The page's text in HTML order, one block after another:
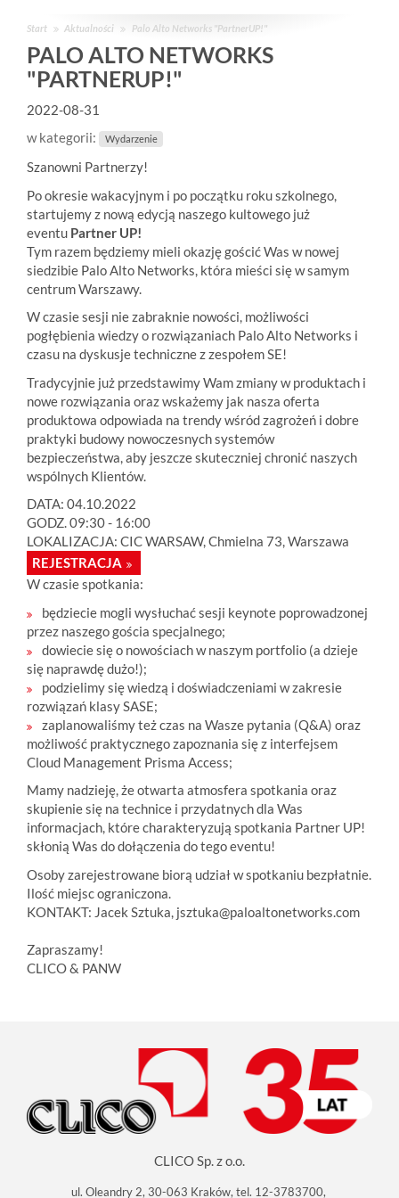
Start Aktualności Palo Alto Networks "PartnerUP!"
PALO ALTO NETWORKS
"PARTNERUP!"
2022-08-31
w kategorii:
Wydarzenie
Szanowni Partnerzy!
Po okresie wakacyjnym i po początku roku szkolnego,
startujemy z nową edycją naszego kultowego już
eventu Partner UP!
Tym razem będziemy mieli okazję gościć Was w nowej
siedzibie Palo Alto Networks, która mieści się w samym
centrum Warszawy.
W czasie sesji nie zabraknie nowości, możliwości
pogłębienia wiedzy o rozwiązaniach Palo Alto Networks i
czasu na dyskusje techniczne z zespołem SE!
Tradycyjnie już przedstawimy Wam zmiany w produktach i
nowe rozwiązania oraz wskażemy jak nasza oferta
produktowa odpowiada na trendy wśród zagrożeń i dobre
praktyki budowy nowoczesnych systemów
bezpieczeństwa, aby jeszcze skuteczniej chronić naszych
wspólnych Klientów.
DATA: 04.10.2022
GODZ. 09:30 - 16:00
LOKALIZACJA: CIC WARSAW,Chmielna 73,Warszawa
REJESTRACJA
W czasie spotkania:
będziecie mogli wysłuchać sesji keynote poprowadzonej
przez naszego gościa specjalnego;
dowiecie się o nowościach w naszym portfolio (a dzieje
się naprawdę dużo!);
podzielimy się wiedzą i doświadczeniami w zakresie
rozwiązań klasy SASE;
zaplanowaliśmy też czas na Wasze pytania (Q&A) oraz
możliwość praktycznego zapoznania się z interfejsem
Cloud Management Prisma Access;
Mamy nadzieję, że otwarta atmosfera spotkania oraz
skupienie się na technice i przydatnych dla Was
informacjach, które charakteryzują spotkania Partner UP!
skłonią Was do dołączenia do tego eventu!
Osoby zarejestrowane biorą udział w spotkaniu bezpłatnie.
Ilość miejsc ograniczona.
KONTAKT: Jacek Sztuka, jsztuka@paloaltonetworks.com
Zapraszamy!
CLICO & PANW
CLICO Sp. z o.o.
ul. Oleandry 2, 30-063 Kraków, tel. 12-3783700,